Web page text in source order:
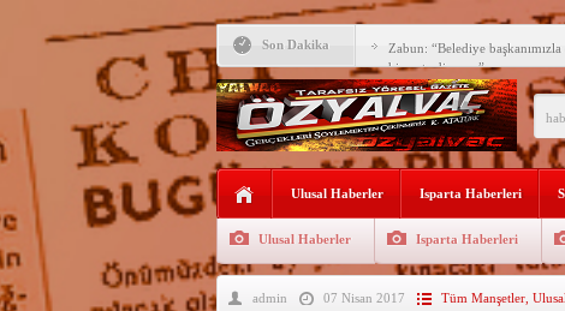
Son Dakika Zabun: “Belediye
hizmet ediyoruz”
Yeni öğretim yılı başlamadan
Yalvaç Festivali’ne görkemli
Yalvaç’ta şimdi de Adliye
Bir zamanlar Yalvaç, Ünlü
Sahipti
Tunçbilek: “Ekmek Zammının
Ulusal Haberler Isparta Haberleri
Ulusal Haberler Isparta Haberleri
admin 07 Nisan 2017 Tüm Manşetler,